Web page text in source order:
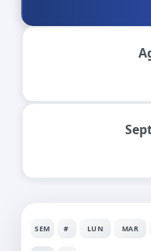
SEM # LUN MAR